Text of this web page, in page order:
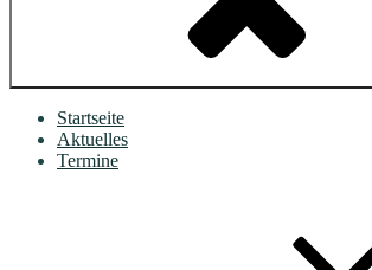
Startseite
Aktuelles
Termine